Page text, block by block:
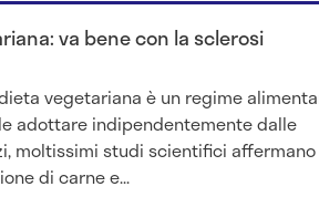
va bene con la sclerosi
vegetariana è un regime
adottare indipendentemente dalle
moltissimi studi scientifici affermano
di carne e...